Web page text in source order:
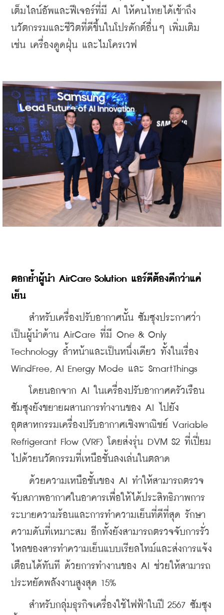
เต็มไลน์อัพและฟีเจอร์ที่มี AI ให้คนไทยได้เข้าถึง
นวัตกรรมและชีวิตที่ดีขึ้นในโปรดักต์อื่นๆ เพิ่มเติม
เช่น เครื่องดูดฝุ่น และไมโครเวฟ
ตอกย้ำผู้นำ AirCare Solution แอร์ดีต้องดีกว่าแค่
เย็น
สำหรับเครื่องปรับอากาศนั้น ซัมซุงประกาศว่า
เป็นผู้นำด้าน AirCare ที่มี One & Only
Technology ล้ำหน้าและเป็นหนึ่งเดียว ทั้งในเรื่อง
WindFree, AI Energy Mode และ SmartThings
โดยนอกจาก AI ในเครื่องปรับอากาศครัวเรือน
ซัมซุงยังขยายผสานการทำงานของ AI ไปยัง
อุตสาหกรรมเครื่องปรับอากาศเชิงพาณิชย์ Variable
Refrigerant Flow (VRF) โดยส่งรุ่น DVM S2 ที่เปี่ยม
ไปด้วยนวัตกรรมที่เหนือชั้นลงเล่นในตลาด
ด้วยความเหนือชั้นของ AI ทำให้สามารถตรวจ
จับสภาพอากาศในอาคารเพื่อให้ได้ประสิทธิภาพการ
ระบายความร้อนและการทำความเย็นที่ดีที่สุด รักษา
ความดันที่เหมาะสม อีกทั้งยังสามารถตรวจจับการรั่ว
ไหลของสารทำความเย็นแบบเรียลไทม์และส่งการแจ้ง
เตือนได้ทันที ด้วยการทำงานของ AI ช่วยให้สามารถ
ประหยัดพลังงานสูงสุด 15%
สำหรับกลุ่มธุรกิจเครื่องใช้ไฟฟ้าในปี 2567 ซัมซุง